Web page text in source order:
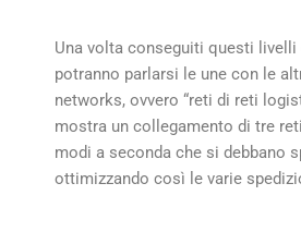
Una volta conseguiti questi
potranno parlarsi le une con le
networks, ovvero “reti di reti
mostra un collegamento di tre
modi a seconda che si debbano
ottimizzando così le varie